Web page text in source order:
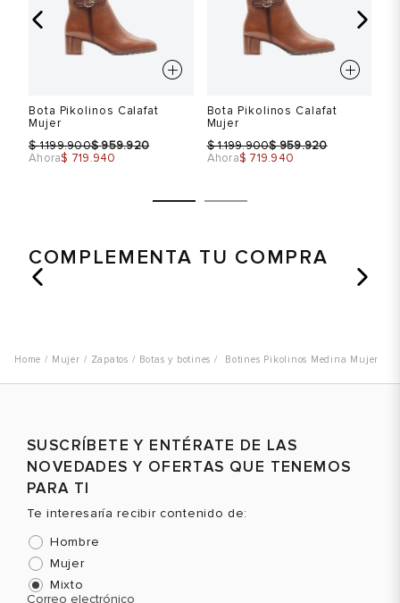
Bota Pikolinos Calafat
Mujer
$1.199.900$959.920
Ahora$ 719.940
Color
Bota Pikolinos Calafat
Mujer
$1.199.900$959.920
Ahora$ 719.940
Color
COMPLEMENTA TU COMPRA
Mujer Zapatos Botas y botines Botines Pikolinos Medina Mujer
SUSCRÍBETE Y ENTÉRATE DE LAS
NOVEDADES Y OFERTAS QUE TENEMOS
PARA TI
Te interesaría recibir contenido de:
Hombre
Mujer
Mixto
Correo electrónico